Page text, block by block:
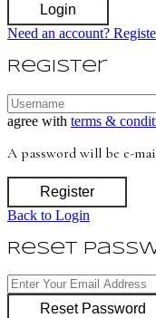
Login
Need an account?
Register
agree with terms &
A password will be e-
Register
Back to Login
Reset
Reset Password